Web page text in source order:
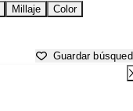
Millaje Color
Guardar